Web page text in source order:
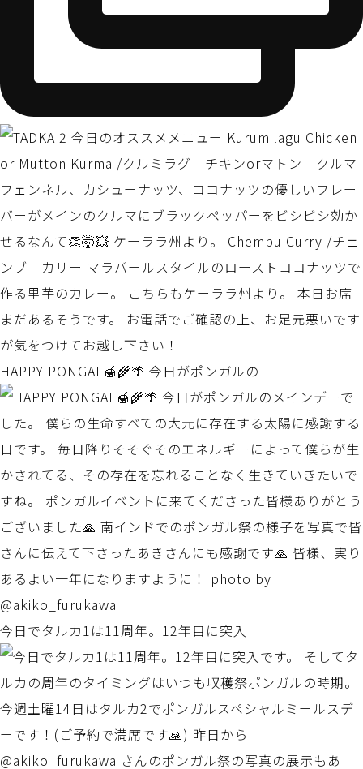
HAPPY PONGAL🍯🌾🌴 今日がポンガルの
今日でタルカ1は11周年。12年目に突入